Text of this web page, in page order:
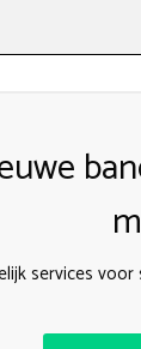
services